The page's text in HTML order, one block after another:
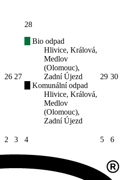
26 27
28
Bio odpad
Hlivice, Králová,
Medlov
(Olomouc),
Zadní Újezd
Komunální odpad
Hlivice, Králová,
Medlov
(Olomouc),
Zadní Újezd
29 30
2 3 4 5
6